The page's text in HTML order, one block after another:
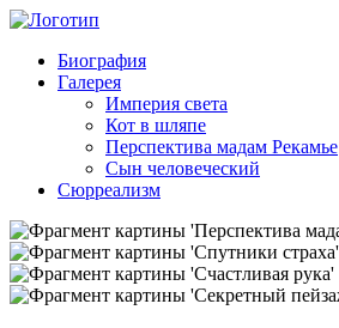
Биография
Галерея
Империя света
Кот в шляпе
Перспектива мадам Рекамье
Сын человеческий
Сюрреализм